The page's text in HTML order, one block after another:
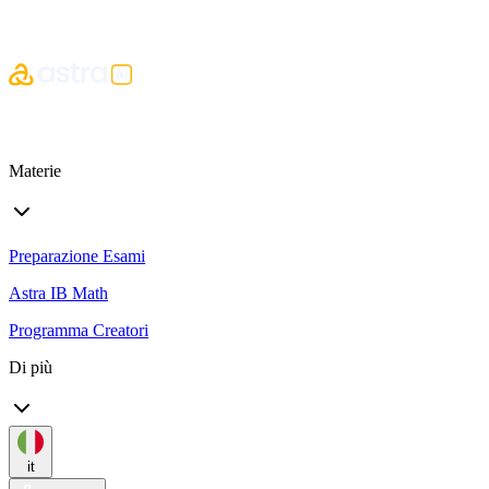
Materie
Preparazione Esami
Astra IB Math
Programma Creatori
Di più
it